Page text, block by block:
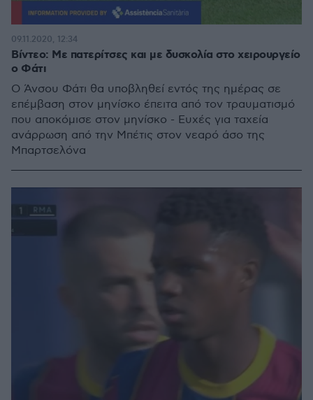
Βίντεο: Με πατερίτσες και με δυσκολία στο χειρουργείο
ο Φάτι
Ο Άνσου Φάτι θα υποβληθεί εντός της ημέρας σε
επέμβαση στον μηνίσκο έπειτα από τον τραυματισμό
που αποκόμισε στον μηνίσκο - Ευχές για ταχεία
ανάρρωση από την Μπέτις στον νεαρό άσο της
Μπαρτσελόνα
09.11.2020, 12:34